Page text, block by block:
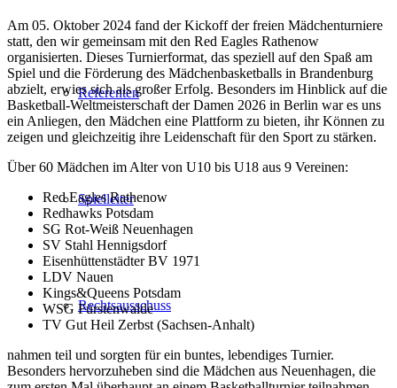
Referenten
Spielleiter
Rechtsausschuss
Am 05. Oktober 2024 fand der Kickoff der freien Mädchenturniere
statt, den wir gemeinsam mit den Red Eagles Rathenow
organisierten. Dieses Turnierformat, das speziell auf den Spaß am
Spiel und die Förderung des Mädchenbasketballs in Brandenburg
abzielt, erwies sich als großer Erfolg. Besonders im Hinblick auf die
Basketball-Weltmeisterschaft der Damen 2026 in Berlin war es uns
ein Anliegen, den Mädchen eine Plattform zu bieten, ihr Können zu
zeigen und gleichzeitig ihre Leidenschaft für den Sport zu stärken.
Über 60 Mädchen im Alter von U10 bis U18 aus 9 Vereinen:
Red Eagles Rathenow
Redhawks Potsdam
SG Rot-Weiß Neuenhagen
SV Stahl Hennigsdorf
Eisenhüttenstädter BV 1971
LDV Nauen
Kings&Queens Potsdam
WSG Fürstenwalde
TV Gut Heil Zerbst (Sachsen-Anhalt)
nahmen teil und sorgten für ein buntes, lebendiges Turnier.
Besonders hervorzuheben sind die Mädchen aus Neuenhagen, die